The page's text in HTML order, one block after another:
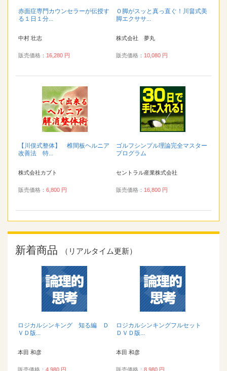
赤面症専門カウンセラーが伝授す
る１日１分...
中村 壮志
販売価格： 16,280 円
Ｏ脚がスッと真っ直ぐ！川畠式美
脚エクササ...
株式会社 夢丸
販売価格： 10,080 円
【川俣式整体】 椎間板ヘルニア
改善法 特...
株式会社カブト
販売価格： 6,800 円
ゴルフシンプル理論完全マスター
プログラム
セントラル産業株式会社
販売価格： 16,800 円
新着商品 （リアルタイム更新）
ロジカルシンキング 知る編 Ｄ
ＶＤ版...
本田 和彦
販売価格： 4,980 円
ロジカルシンキングフルセット
ＤＶＤ版...
本田 和彦
販売価格： 8,980 円